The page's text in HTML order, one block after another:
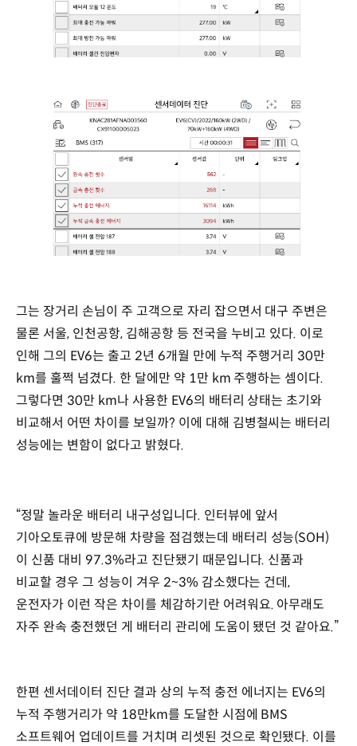
그는 장거리 손님이 주 고객으로 자리 잡으면서 대구 주변은
물론 서울, 인천공항, 김해공항 등 전국을 누비고 있다. 이로
인해 그의 EV6는 출고 2년 6개월 만에 누적 주행거리 30만
km를 훌쩍 넘겼다. 한 달에만 약 1만 km 주행하는 셈이다.
그렇다면 30만 km나 사용한 EV6의 배터리 상태는 초기와
비교해서 어떤 차이를 보일까? 이에 대해 김병철씨는 배터리
성능에는 변함이 없다고 밝혔다.
“정말 놀라운 배터리 내구성입니다. 인터뷰에 앞서
기아오토큐에 방문해 차량을 점검했는데 배터리 성능(SOH)
이 신품 대비 97.3%라고 진단됐기 때문입니다. 신품과
비교할 경우 그 성능이 겨우 2~3% 감소했다는 건데,
운전자가 이런 작은 차이를 체감하기란 어려워요. 아무래도
자주 완속 충전했던 게 배터리 관리에 도움이 됐던 것 같아요.”
한편 센서데이터 진단 결과 상의 누적 충전 에너지는 EV6의
누적 주행거리가 약 18만km를 도달한 시점에 BMS
소프트웨어 업데이트를 거치며 리셋된 것으로 확인됐다. 이를